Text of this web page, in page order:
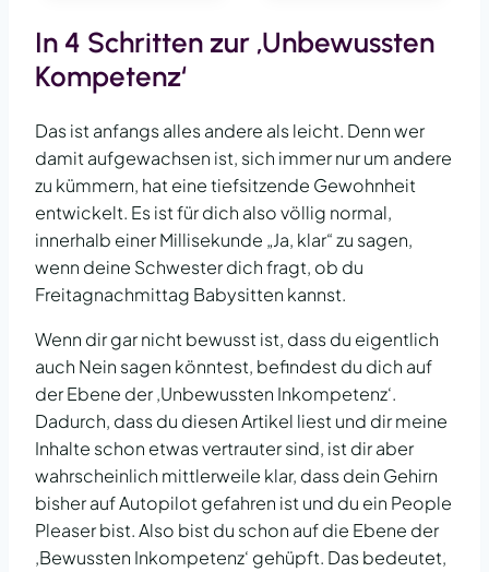
In 4 Schritten zur ‚Unbewussten
Kompetenz‘
Das ist anfangs alles andere als leicht. Denn wer
damit aufgewachsen ist, sich immer nur um andere
zu kümmern, hat eine tiefsitzende Gewohnheit
entwickelt. Es ist für dich also völlig normal,
innerhalb einer Millisekunde „Ja, klar“ zu sagen,
wenn deine Schwester dich fragt, ob du
Freitagnachmittag Babysitten kannst.
Wenn dir gar nicht bewusst ist, dass du eigentlich
auch Nein sagen könntest, befindest du dich auf
der Ebene der ‚Unbewussten Inkompetenz‘.
Dadurch, dass du diesen Artikel liest und dir meine
Inhalte schon etwas vertrauter sind, ist dir aber
wahrscheinlich mittlerweile klar, dass dein Gehirn
bisher auf Autopilot gefahren ist und du ein People
Pleaser bist. Also bist du schon auf die Ebene der
‚Bewussten Inkompetenz‘ gehüpft. Das bedeutet,